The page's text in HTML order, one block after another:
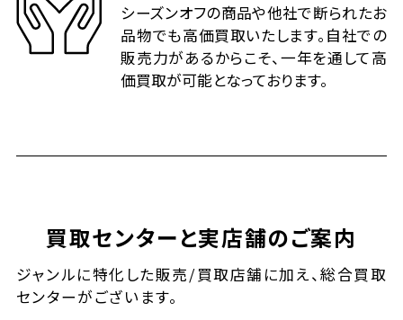
シーズンオフの商品や他社で断られたお
品物でも高価買取いたします。自社での
販売力があるからこそ、一年を通して高
価買取が可能となっております。
買取センターと実店舗のご案内
ジャンルに特化した販売/買取店舗に加え、総合買取
センターがございます。